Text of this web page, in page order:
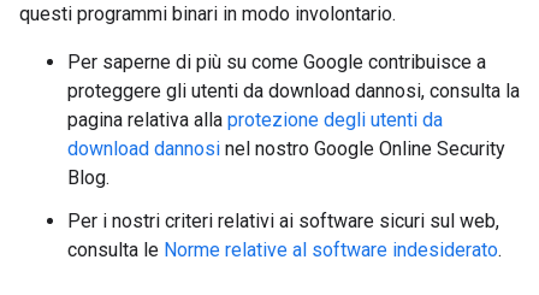
questi programmi binari in modo involontario.
Per saperne di più su come Google contribuisce a
proteggere gli utenti da download dannosi, consulta la
pagina relativa alla protezione degli utenti da
download dannosi nel nostro Google Online Security
Blog.
Per i nostri criteri relativi ai software sicuri sul web,
consulta le Norme relative al software indesiderato.